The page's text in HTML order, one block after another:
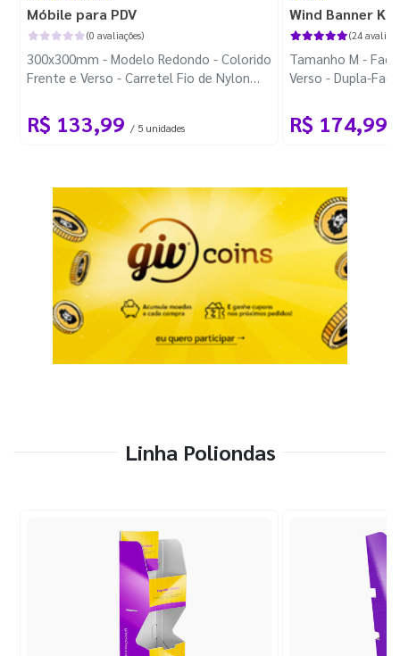
Móbile para PDV
(0 avaliações)
300x300mm - Modelo Redondo - Colorido
Frente e Verso - Carretel Fio de Nylon
R$ 133,99 / 5 unidades
Wind Banner
(24
Tamanho M -
Verso - Dupla-
R$ 174,99
Linha Poliondas